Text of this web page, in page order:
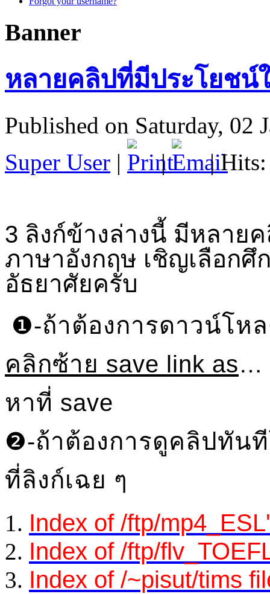
Banner
หลายคลิปที่มีประโยชน์
Published on Saturday, 02
Super User | | | Hits:
3 ลิงก์ข้างล่างนี้ มีหลาย
ภาษาอังกฤษ เชิญเลือก
อัธยาศัยครับ
❶-ถ้าต้องการดาวน์โห
คลิกซ้าย save link as…
หาที่ save
❷-ถ้าต้องการดูคลิปทัน
ที่ลิงก์เฉย ๆ
Index of /ftp/
Index of /ftp/
Index of /~pisut/tims